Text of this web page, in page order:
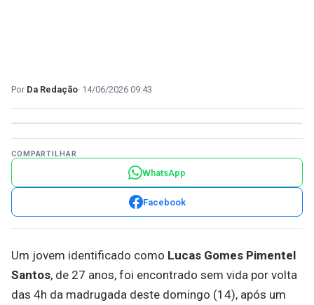
Da Redação 14/06/2026 09:43
COMPARTILHAR
WhatsApp
Facebook
Um jovem identificado como Lucas Gomes Pimentel
Santos, de 27 anos, foi encontrado sem vida por volta
das 4h da madrugada deste domingo (14), após um